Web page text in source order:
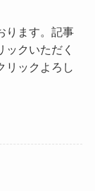
ります。記事
クいただく
リックよろし